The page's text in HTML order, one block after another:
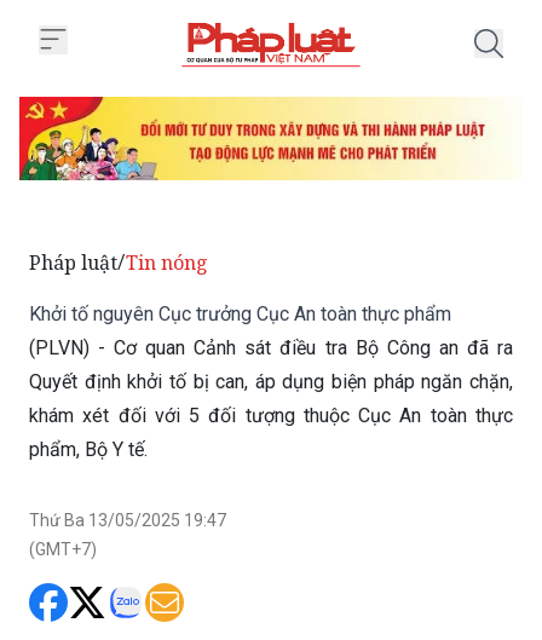
Pháp luật/Tin nóng
Khởi tố nguyên Cục trưởng Cục An toàn thực phẩm
(PLVN) - Cơ quan Cảnh sát điều tra Bộ Công an đã ra
Quyết định khởi tố bị can, áp dụng biện pháp ngăn chặn,
khám xét đối với 5 đối tượng thuộc Cục An toàn thực
phẩm, Bộ Y tế.
Thứ Ba 13/05/2025 19:47
(GMT+7)